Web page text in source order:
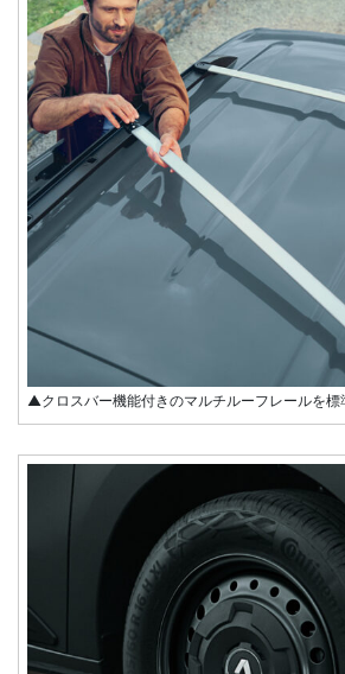
▲クロスバー機能付きのマルチルーフレールを標